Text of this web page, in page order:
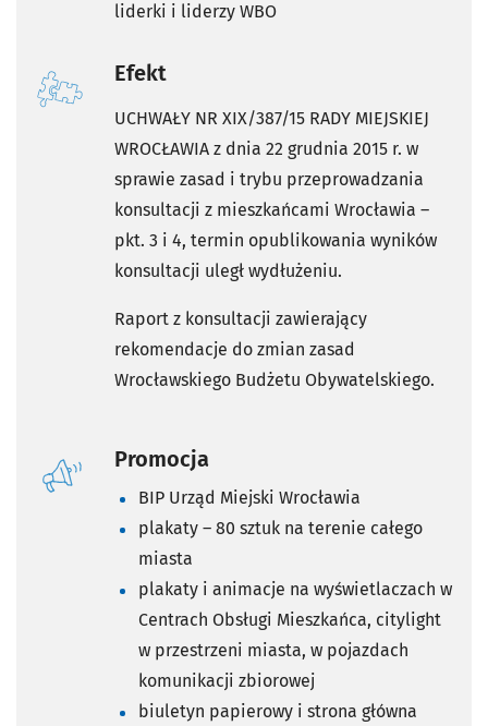
liderki i liderzy WBO
Efekt
UCHWAŁY NR XIX/387/15 RADY MIEJSKIEJ
WROCŁAWIA z dnia 22 grudnia 2015 r. w
sprawie zasad i trybu przeprowadzania
konsultacji z mieszkańcami Wrocławia –
pkt. 3 i 4, termin opublikowania wyników
konsultacji uległ wydłużeniu.
Raport z konsultacji zawierający
rekomendacje do zmian zasad
Wrocławskiego Budżetu Obywatelskiego.
Promocja
BIP Urząd Miejski Wrocławia
plakaty – 80 sztuk na terenie całego
miasta
plakaty i animacje na wyświetlaczach w
Centrach Obsługi Mieszkańca, citylight
w przestrzeni miasta, w pojazdach
komunikacji zbiorowej
biuletyn papierowy i strona główna